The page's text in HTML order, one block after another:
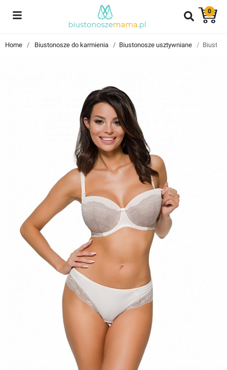
0
Reviews
Znajdź i przeczytaj historie użytkowników takich jak Ty!
Home Biustonosze do karmienia Biustonosze usztywniane